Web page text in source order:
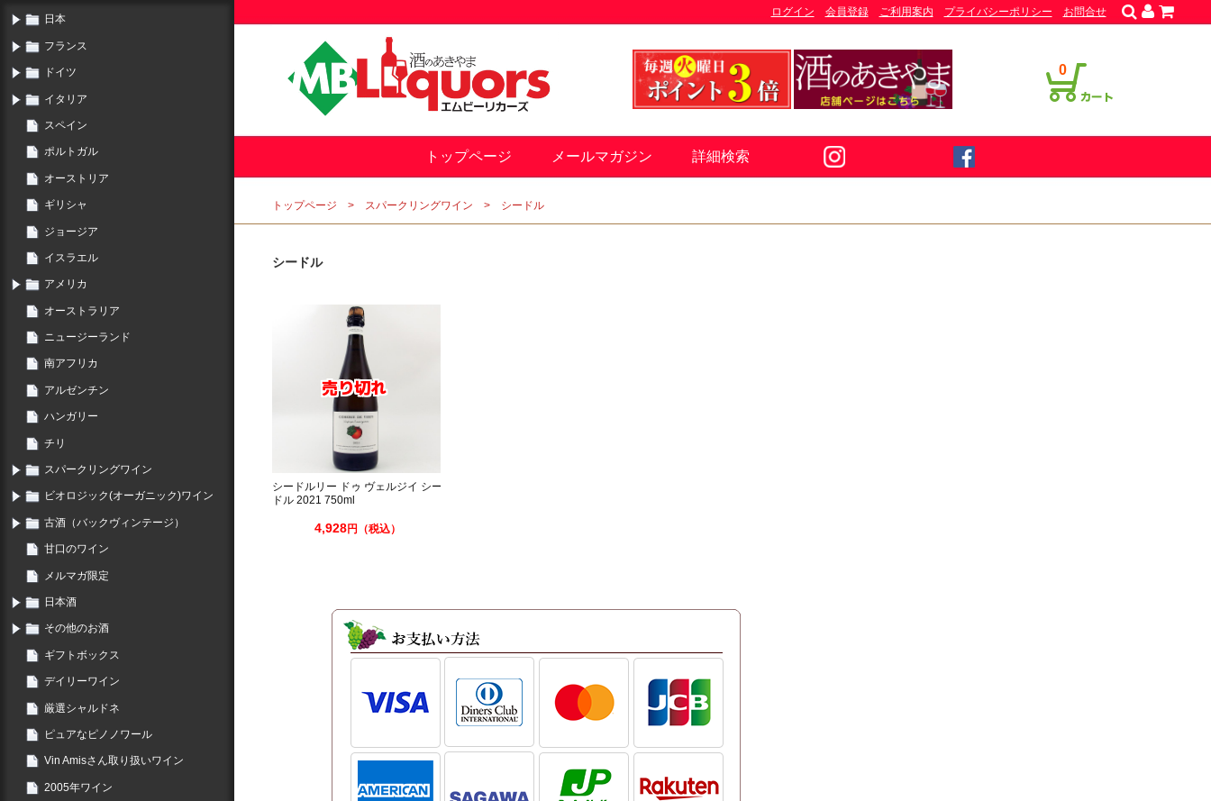
日本
フランス
ドイツ
イタリア
スペイン
ポルトガル
オーストリア
ギリシャ
ジョージア
イスラエル
アメリカ
オーストラリア
ニュージーランド
南アフリカ
アルゼンチン
ハンガリー
チリ
スパークリングワイン
ビオロジック(オーガニック)ワイン
古酒（バックヴィンテージ）
甘口のワイン
メルマガ限定
日本酒
その他のお酒
ギフトボックス
デイリーワイン
厳選シャルドネ
ピュアなピノノワール
Vin Amisさん取り扱いワイン
2005年ワイン
0
ログイン 会員登録 ご利用案内 プライバシーポリシー お問合せ
トップページ メールマガジン 詳細検索
トップページ スパークリングワイン シードル
シードル
シードルリー ドゥ ヴェルジイ シー
ドル 2021 750ml
4,928円（税込）